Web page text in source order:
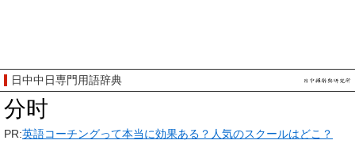
日中中日専門用語辞典
分时
PR:英語コーチングって本当に効果ある？人気のスクールはどこ？